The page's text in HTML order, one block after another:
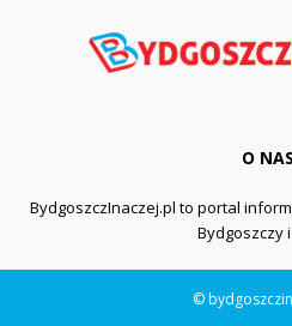
O NAS
BydgoszczInaczej.pl to portal
Bydgoszczy
©